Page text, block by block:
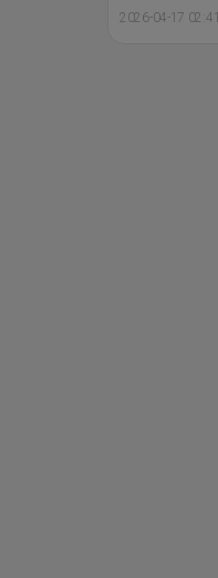
2026-04-17 02:41